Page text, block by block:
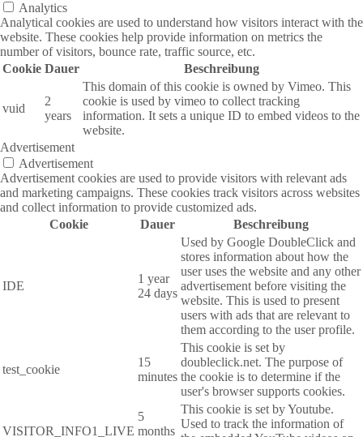
Analytics
Analytical cookies are used to understand how visitors interact with the
website. These cookies help provide information on metrics the
number of visitors, bounce rate, traffic source, etc.
Cookie Dauer Beschreibung
vuid
2
years
This domain of this cookie is owned by Vimeo. This
cookie is used by vimeo to collect tracking
information. It sets a unique ID to embed videos to the
website.
Advertisement
Advertisement
Advertisement cookies are used to provide visitors with relevant ads
and marketing campaigns. These cookies track visitors across websites
and collect information to provide customized ads.
Cookie
Dauer Beschreibung
IDE
1 year
24 days
Used by Google DoubleClick and
stores information about how the
user uses the website and any other
advertisement before visiting the
website. This is used to present
users with ads that are relevant to
them according to the user profile.
test_cookie
15
minutes
This cookie is set by
doubleclick.net. The purpose of
the cookie is to determine if the
user's browser supports cookies.
VISITOR_INFO1_LIVE
5
months
This cookie is set by Youtube.
Used to track the information of